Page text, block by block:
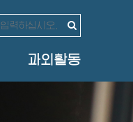
과외활동